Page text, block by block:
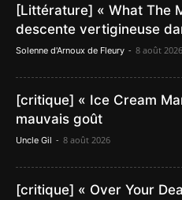
[Littérature] « What The
descente vertigineuse
Solenne d'Arnoux de Fleury - 8 août 2026
[critique] « Ice Cream
mauvais goût
Uncle Gil - 8 août 2026
[critique] « Over Your